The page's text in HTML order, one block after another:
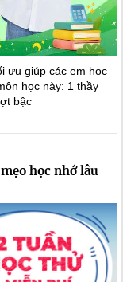
ưu giúp các em học
học này: 1 thầy
bậc
học nhớ lâu